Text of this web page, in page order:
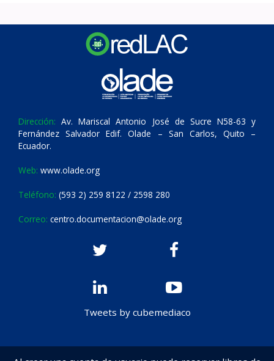
Dirección: Av. Mariscal Antonio José de Sucre N58-63 y
Fernández Salvador Edif. Olade – San Carlos, Quito –
Ecuador.
Web: www.olade.org
Teléfono: (593 2) 259 8122 / 2598 280
Correo: centro.documentacion@olade.org
Tweets by cubemediaco